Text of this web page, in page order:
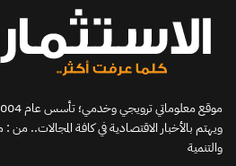
ويهتم بالأخبار الاقتصادية في كافة المجالات..
والتنمية